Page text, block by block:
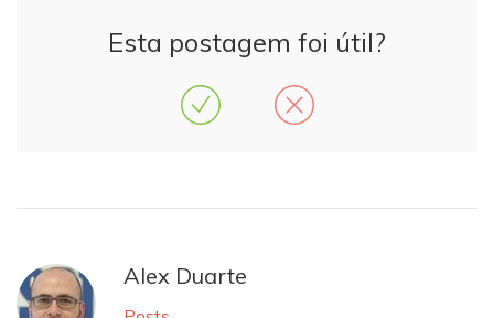
Esta postagem foi útil?
Alex Duarte